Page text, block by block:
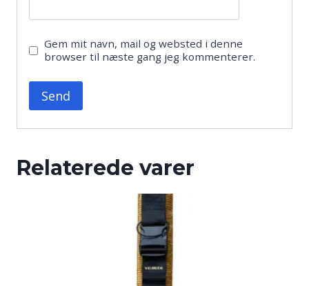
Gem mit navn, mail og websted i denne
browser til næste gang jeg kommenterer.
Relaterede varer